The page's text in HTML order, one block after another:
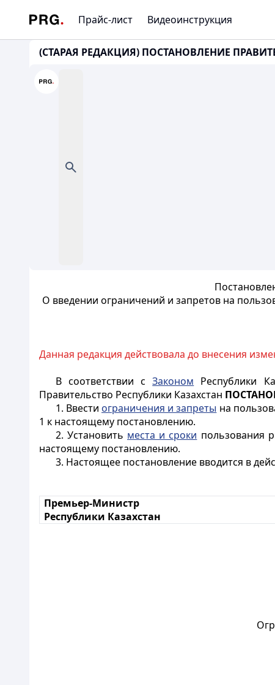
Прайс-лист Видеоинструкция
(СТАРАЯ РЕДАКЦИЯ) ПОСТАНОВЛЕНИЕ
О введении ограничений и запретов на
Данная редакция действовала до внесения
В соответствии сЗаконом Республики
Правительство Республики Казахстан
1. Ввести ограничения и запреты на
1 к настоящему постановлению.
2. Установить места и сроки пользования
настоящему постановлению.
3. Настоящее постановление вводится в
Премьер-Министр
Республики Казахстан